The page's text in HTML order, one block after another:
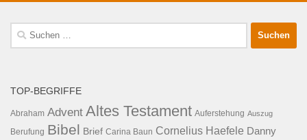
Suche
nach:
TOP-BEGRIFFE
Abraham Advent Altes Testament Auferstehung Auszug
Berufung Bibel Brief Carina Baun Cornelius Haefele Danny